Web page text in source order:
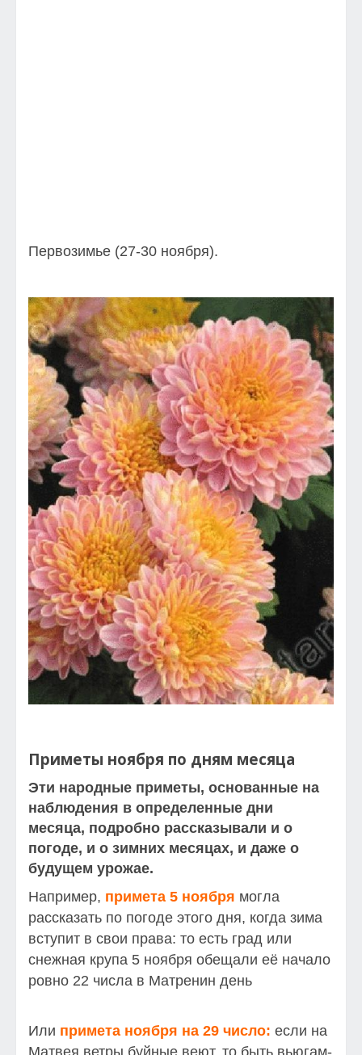
Первозимье (27-30 ноября).
Приметы ноября по дням месяца
Эти народные приметы, основанные на
наблюдения в определенные дни
месяца, подробно рассказывали и о
погоде, и о зимних месяцах, и даже о
будущем урожае.
Например, примета 5 ноября могла
рассказать по погоде этого дня, когда зима
вступит в свои права: то есть град или
снежная крупа 5 ноября обещали её начало
ровно 22 числа в Матренин день
Или примета ноября на 29 число: если на